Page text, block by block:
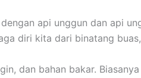
api unggun dan api
diri kita dari binatang
dan bahan bakar.